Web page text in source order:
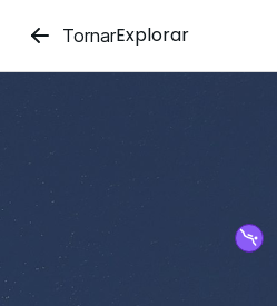
TornarExplorar